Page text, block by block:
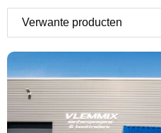
Verwante producten